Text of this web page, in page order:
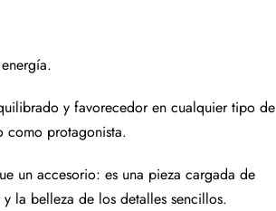
y favorecedor en cualquier tipo de
como protagonista.
un accesorio: es una pieza cargada de
la belleza de los detalles sencillos.